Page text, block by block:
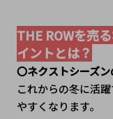
THE ROWを売
イントとは？
〇ネクストシーズ
これからの冬に活
やすくなります。